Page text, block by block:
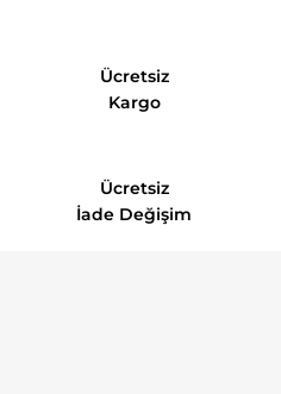
Ücretsiz
Kargo
Ücretsiz
İade Değişim